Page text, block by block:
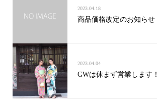
2023.04.18
商品価格改定のお知らせ
2023.04.04
GWは休まず営業します！